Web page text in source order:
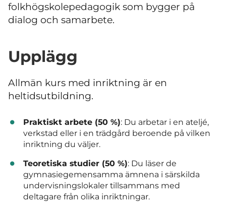
folkhögskolepedagogik som bygger på
dialog och samarbete.
Upplägg
Allmän kurs med inriktning är en
heltidsutbildning.
Praktiskt arbete (50 %): Du arbetar i en ateljé,
verkstad eller i en trädgård beroende på vilken
inriktning du väljer.
Teoretiska studier (50 %): Du läser de
gymnasiegemensamma ämnena i särskilda
undervisningslokaler tillsammans med
deltagare från olika inriktningar.